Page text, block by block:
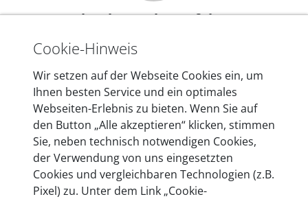
Mehr als 10 Jahre Erfahrung
In den Kfz-Diagnosegeräten von autoaid stecken
entwickeln wir unsere Produkte am Standort in
Berlin laufend weiter. Auf diese Qualität vertrauen
heute mehr als 60.000 Privatkunden und
Unternehmen.
Cookie-Hinweis
Wir setzen auf der Webseite Cookies ein, um
Ihnen besten Service und ein optimales
Webseiten-Erlebnis zu bieten. Wenn Sie auf
den Button „Alle akzeptieren“ klicken, stimmen
Sie, neben technisch notwendigen Cookies,
der Verwendung von uns eingesetzten
Cookies und vergleichbaren Technologien (z.B.
Pixel) zu. Unter dem Link „Cookie-